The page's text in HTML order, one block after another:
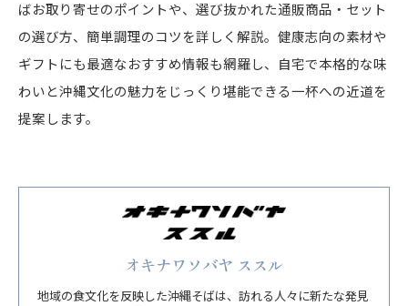
ばお取り寄せのポイントや、選び抜かれた通販商品・セット
の選び方、簡単調理のコツを詳しく解説。健康志向の素材や
ギフトにも最適なおすすめ情報も網羅し、自宅で本格的な味
わいと沖縄文化の魅力をじっくり堪能できる一杯への近道を
提案します。
オキナワソバヤ ススル
地域の食文化を反映した沖縄そばは、訪れる人々に新たな発見